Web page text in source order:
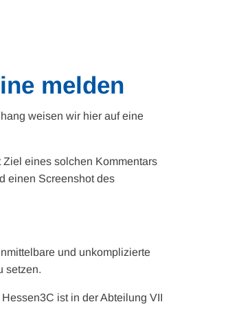
melden
weisen wir hier auf eine
eines solchen Kommentars
einen Screenshot des
und unkomplizierte
setzen.
ist in der Abteilung VII